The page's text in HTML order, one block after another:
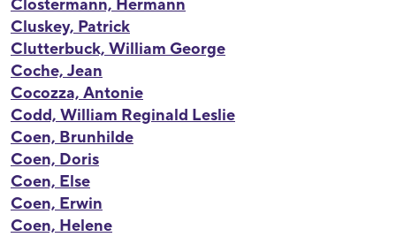
Clostermann, Hermann
Cluskey, Patrick
Clutterbuck, William George
Coche, Jean
Cocozza, Antonie
Codd, William Reginald Leslie
Coen, Brunhilde
Coen, Doris
Coen, Else
Coen, Erwin
Coen, Helene